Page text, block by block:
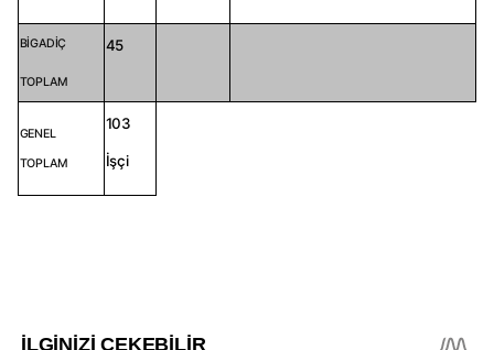
BİGADİÇ
TOPLAM
45
GENEL
TOPLAM
103
İşçi